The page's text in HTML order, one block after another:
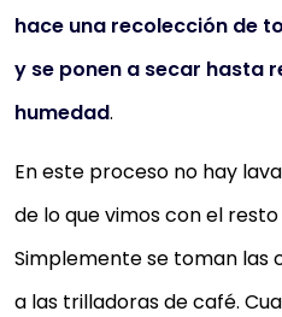
hace una recolección de
y se ponen a secar hasta
humedad.
En este proceso no hay
de lo que vimos con el
Simplemente se toman las
a las trilladoras de café.